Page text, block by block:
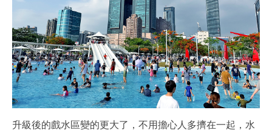
升級後的戲水區變的更大了，不用擔心人多擠在一起，水